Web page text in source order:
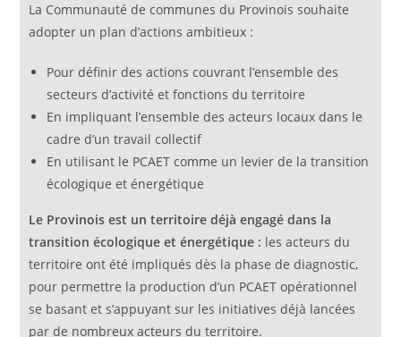
La Communauté de communes du Provinois souhaite
adopter un plan d’actions ambitieux :
Pour définir des actions couvrant l’ensemble des
secteurs d’activité et fonctions du territoire
En impliquant l’ensemble des acteurs locaux dans le
cadre d’un travail collectif
En utilisant le PCAET comme un levier de la transition
écologique et énergétique
Le Provinois est un territoire déjà engagé dans la
transition écologique et énergétique : les acteurs du
territoire ont été impliqués dès la phase de diagnostic,
pour permettre la production d’un PCAET opérationnel
se basant et s’appuyant sur les initiatives déjà lancées
par de nombreux acteurs du territoire.